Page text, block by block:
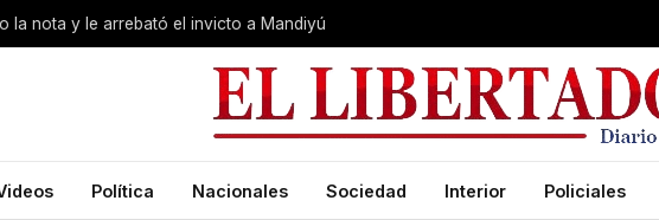
la nota y le arrebató el invicto a Mandiyú
Política Nacionales Sociedad Interior Policiales